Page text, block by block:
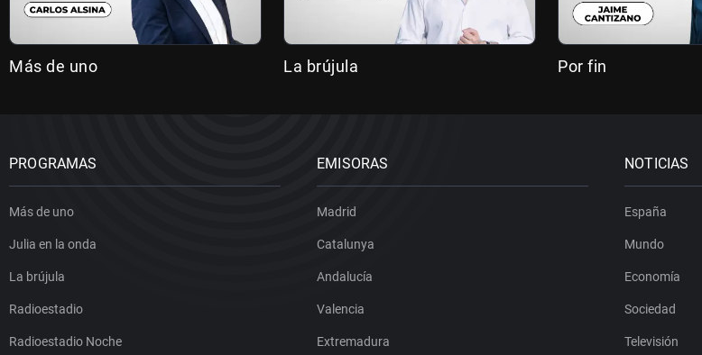
Más de uno La brújula Por fin
PROGRAMAS
Más de uno
Julia en la onda
La brújula
Radioestadio
Radioestadio Noche
EMISORAS
Madrid
Catalunya
Andalucía
Valencia
Extremadura
NOTICIAS
España
Mundo
Economía
Sociedad
Televisión